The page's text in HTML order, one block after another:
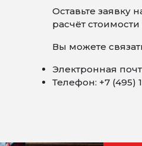
Оставьте заявку
расчёт
Вы можете
Электронная
Телефон: +7 (495)